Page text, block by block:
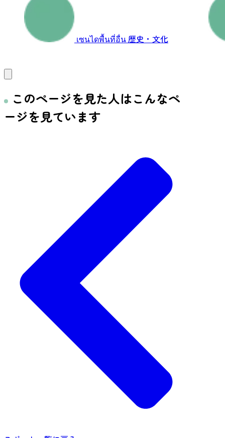
เซนไดพื้นที่อื่น歴史・文化
このページを見た人はこんなペ
ージを見ています